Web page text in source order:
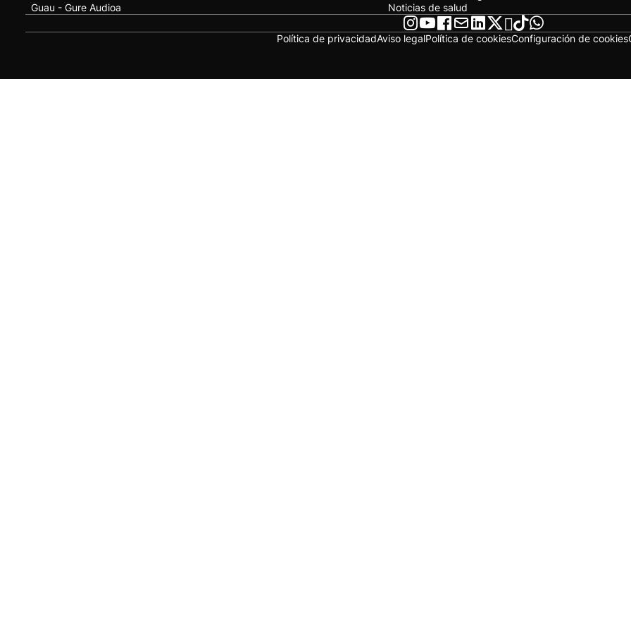
Guau - Gure Audioa
Noticias de salud
Política de privacidadAviso legalPolítica de cookiesConfiguración de cookies